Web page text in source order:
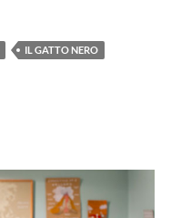
IL GATTO NERO